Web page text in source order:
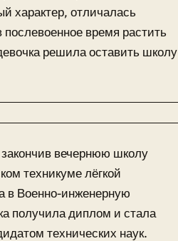
характер, отличалась
время растить
решила оставить школу
вечернюю школу
техникуме лёгкой
в Военно-инженерную
получила диплом и стала
технических наук.